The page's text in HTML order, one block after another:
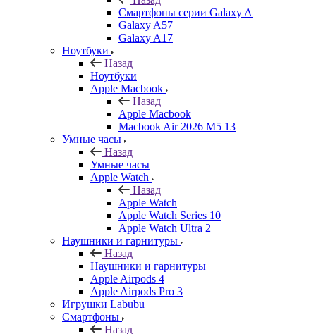
Смартфоны серии Galaxy A
Galaxy A57
Galaxy A17
Ноутбуки
Назад
Ноутбуки
Apple Macbook
Назад
Apple Macbook
Macbook Air 2026 M5 13
Умные часы
Назад
Умные часы
Apple Watch
Назад
Apple Watch
Apple Watch Series 10
Apple Watch Ultra 2
Наушники и гарнитуры
Назад
Наушники и гарнитуры
Apple Airpods 4
Apple Airpods Pro 3
Игрушки Labubu
Смартфоны
Назад